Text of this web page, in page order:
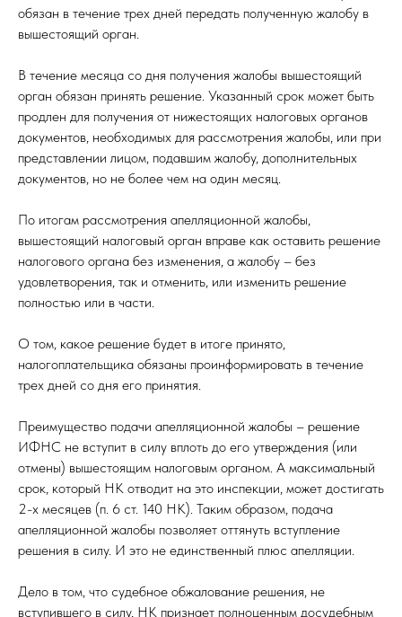
обязан в течение трех дней передать полученную жалобу в
вышестоящий орган.
В течение месяца со дня получения жалобы вышестоящий
орган обязан принять решение. Указанный срок может быть
продлен для получения от нижестоящих налоговых органов
документов, необходимых для рассмотрения жалобы, или при
представлении лицом, подавшим жалобу, дополнительных
документов, но не более чем на один месяц.
По итогам рассмотрения апелляционной жалобы,
вышестоящий налоговый орган вправе как оставить решение
налогового органа без изменения, а жалобу – без
удовлетворения, так и отменить, или изменить решение
полностью или в части.
О том, какое решение будет в итоге принято,
налогоплательщика обязаны проинформировать в течение
трех дней со дня его принятия.
Преимущество подачи апелляционной жалобы – решение
ИФНС не вступит в силу вплоть до его утверждения (или
отмены) вышестоящим налоговым органом. А максимальный
срок, который НК отводит на это инспекции, может достигать
2-х месяцев (п. 6 ст. 140 НК). Таким образом, подача
апелляционной жалобы позволяет оттянуть вступление
решения в силу. И это не единственный плюс апелляции.
Дело в том, что судебное обжалование решения, не
вступившего в силу, НК признает полноценным досудебным